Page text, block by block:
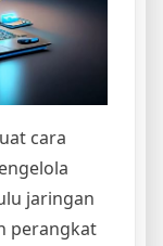
cara
jaringan
perangkat